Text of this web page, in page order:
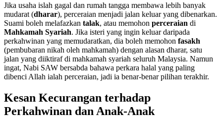
Jika usaha islah gagal dan rumah tangga membawa lebih banyak
mudarat (dharar), perceraian menjadi jalan keluar yang dibenarkan.
Suami boleh melafazkan talak, atau memohon perceraian di
Mahkamah Syariah. Jika isteri yang ingin keluar daripada
perkahwinan yang memudaratkan, dia boleh memohon fasakh
(pembubaran nikah oleh mahkamah) dengan alasan dharar, satu
jalan yang diiktiraf di mahkamah syariah seluruh Malaysia. Namun
ingat, Nabi SAW bersabda bahawa perkara halal yang paling
dibenci Allah ialah perceraian, jadi ia benar-benar pilihan terakhir.
Kesan Kecurangan terhadap
Perkahwinan dan Anak-Anak